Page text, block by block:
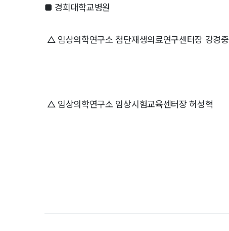
■ 경희대학교병원
△ 임상의학연구소 첨단재생의료연구센터장 강경중
△ 임상의학연구소 임상시험교육센터장 허성혁